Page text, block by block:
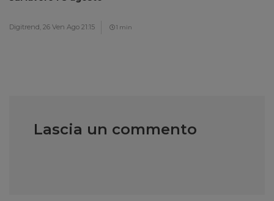
Digitrend, 26 Ven Ago 21:15 1 min
Lascia un commento